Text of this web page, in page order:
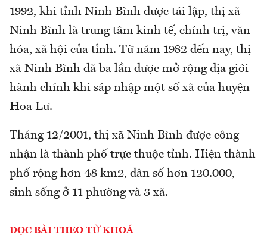
1992, khi tỉnh Ninh Bình được tái lập, thị xã
Ninh Bình là trung tâm kinh tế, chính trị, văn
hóa, xã hội của tỉnh. Từ năm 1982 đến nay, thị
xã Ninh Bình đã ba lần được mở rộng địa giới
hành chính khi sáp nhập một số xã của huyện
Hoa Lư.
Tháng 12/2001, thị xã Ninh Bình được công
nhận là thành phố trực thuộc tỉnh. Hiện thành
phố rộng hơn 48 km2, dân số hơn 120.000,
sinh sống ở 11 phường và 3 xã.
ĐỌC BÀI THEO TỪ KHOÁ